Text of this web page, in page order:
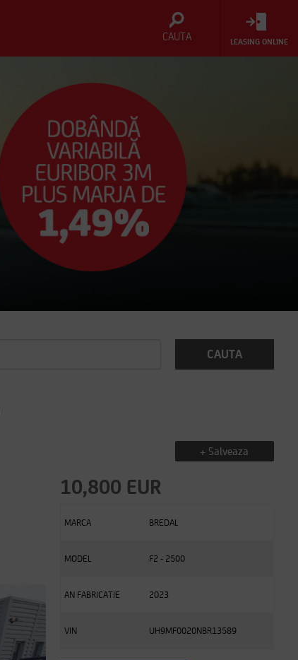
CAUTA LEASING ONLINE
CAUTA
+ Salveaza
10,800 EUR
MARCA BREDAL
MODEL F2 - 2500
AN FABRICATIE 2023
VIN UH9MF0020NBR13589